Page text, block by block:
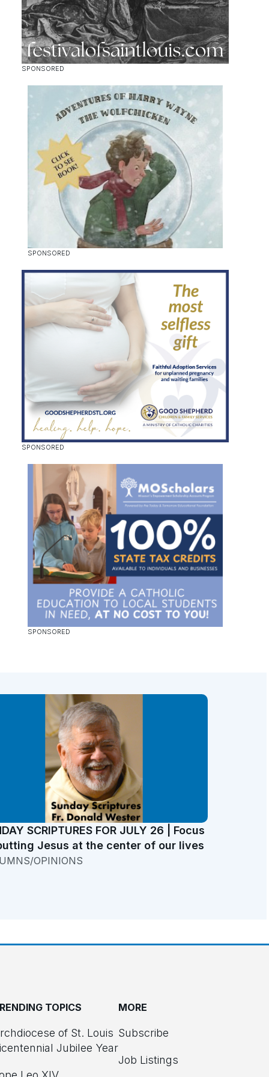
SCRIPTURES FOR JULY 26 | Focus
Jesus at the center of our lives
OPINIONS
TOPICS
of St. Louis
Jubilee Year
MORE
Subscribe
Job Listings